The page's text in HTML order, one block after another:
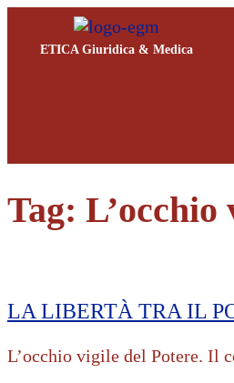
ETICA Giuridica & Medica
Tag: L’occhio
LA LIBERTÀ TRA IL
L’occhio vigile del Potere. Il